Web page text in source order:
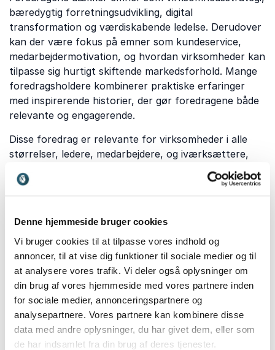
Denne hjemmeside bruger cookies
Vi bruger cookies til at tilpasse vores indhold og
annoncer, til at vise dig funktioner til sociale medier og til
at analysere vores trafik. Vi deler også oplysninger om
din brug af vores hjemmeside med vores partnere inden
for sociale medier, annonceringspartnere og
analysepartnere. Vores partnere kan kombinere disse
data med andre oplysninger, du har givet dem, eller som
de har indsamlet fra din brug af deres tjenester.
bæredygtig forretningsudvikling, digital
transformation og værdiskabende ledelse. Derudover
kan der være fokus på emner som kundeservice,
medarbejdermotivation, og hvordan virksomheder kan
tilpasse sig hurtigt skiftende markedsforhold. Mange
foredragsholdere kombinerer praktiske erfaringer
med inspirerende historier, der gør foredragene både
relevante og engagerende.
Disse foredrag er relevante for virksomheder i alle
størrelser, ledere, medarbejdere, og iværksættere,
der ønsker at finde nye veje til succes. De kan
tilpasses til specifikke brancher og målgrupper og
tilbyder konkrete værktøjer og strategier, der kan
Med inspirerende foredragsholdere får deltagerne
indsigt i trends, strategier og innovation, der kan drive
vækst og konkurrenceevne. Uanset om fokus er på
at styrke medarbejdernes motivation, udvikle en
stærk forretningsplan eller forberede virksomheden
på fremtidens udfordringer, er foredrag om business
en oplagt mulighed for at tage virksomheden til nye
højder.